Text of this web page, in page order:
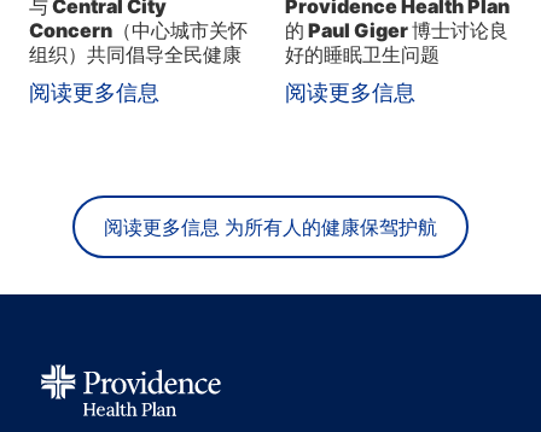
与 Central City
Concern（中心城市关怀
组织）共同倡导全民健康
阅读更多信息
Providence Health Plan
的 Paul Giger 博士讨论良
好的睡眠卫生问题
阅读更多信息
阅读更多信息 为所有人的健康保驾护航